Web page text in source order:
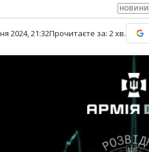
НОВИНИ
2024, 21:32Прочитаєте за: 2хв.